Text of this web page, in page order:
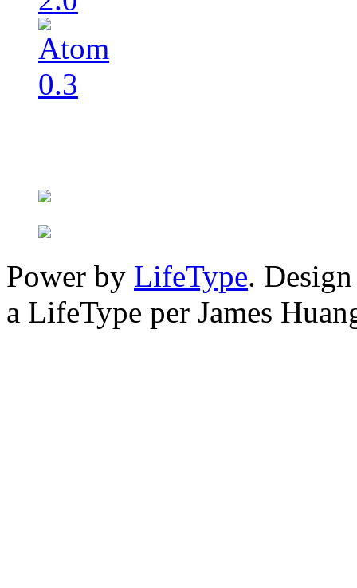
Power by LifeType.
a LifeType per James